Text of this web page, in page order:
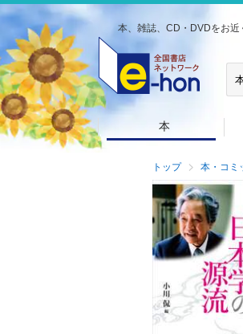
本、雑誌、CD・DVDをお近
本
トップ 本・コミ